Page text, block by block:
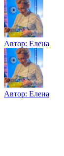
Автор: Елена
Автор: Елена